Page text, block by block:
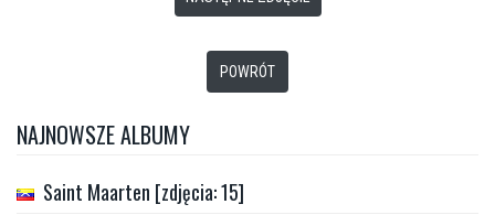
POWRÓT
NAJNOWSZE ALBUMY
Saint Maarten [zdjęcia: 15]